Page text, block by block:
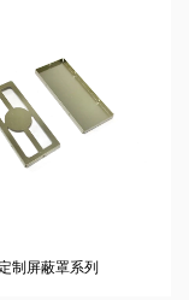
定制屏蔽罩系列